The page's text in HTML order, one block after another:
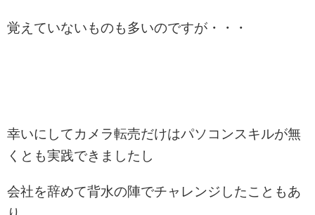
覚えていないものも多いのですが・・・
幸いにしてカメラ転売だけはパソコンスキルが無
くとも実践できましたし
会社を辞めて背水の陣でチャレンジしたこともあ